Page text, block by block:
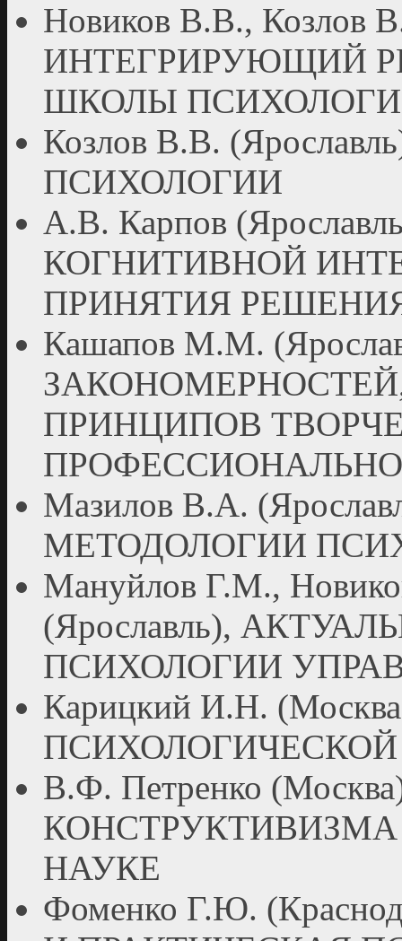
Новиков В.В., Козлов
ИНТЕГРИРУЮЩИЙ
ШКОЛЫ
Козлов В.В.
ПСИХОЛОГИИ
А.В. Карпов
КОГНИТИВНОЙ
ПРИНЯТИЯ
Кашапов М.М.
ПРИНЦИПОВ
Мазилов В.А.
МЕТОДОЛОГИИ
Мануйлов Г.М.,
(Ярославль),
ПСИХОЛОГИИ
Карицкий И.Н.
В.Ф. Петренко
НАУКЕ
Фоменко Г.Ю.